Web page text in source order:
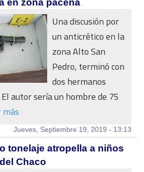
en zona paceña
Una discusión por
un anticrético en la
zona Alto San
Pedro, terminó con
dos hermanos
autor sería un hombre de 75
Jueves, Septiembre 19, 2019 - 13:13
tonelaje atropella a niños
Chaco